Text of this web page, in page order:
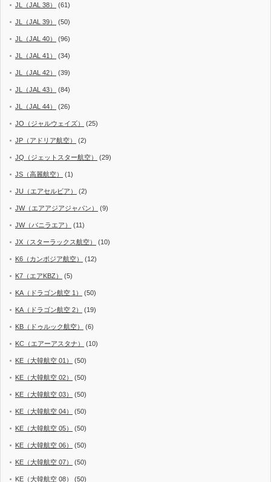
JL（JAL 38） (61)
JL（JAL 39） (50)
JL（JAL 40） (96)
JL（JAL 41） (34)
JL（JAL 42） (39)
JL（JAL 43） (84)
JL（JAL 44） (26)
JO（ジャルウェイズ） (25)
JP（アドリア航空） (2)
JQ（ジェットスター航空） (29)
JS（高麗航空） (1)
JU（エアセルビア） (2)
JW（エアアジアジャパン） (9)
JW（バニラエア） (11)
JX（スターラックス航空） (10)
K6（カンボジア航空） (12)
K7（エアKBZ） (5)
KA（ドラゴン航空 1） (50)
KA（ドラゴン航空 2） (19)
KB（ドゥルック航空） (6)
KC（エアーアスタナ） (10)
KE（大韓航空 01） (50)
KE（大韓航空 02） (50)
KE（大韓航空 03） (50)
KE（大韓航空 04） (50)
KE（大韓航空 05） (50)
KE（大韓航空 06） (50)
KE（大韓航空 07） (50)
KE（大韓航空 08） (50)